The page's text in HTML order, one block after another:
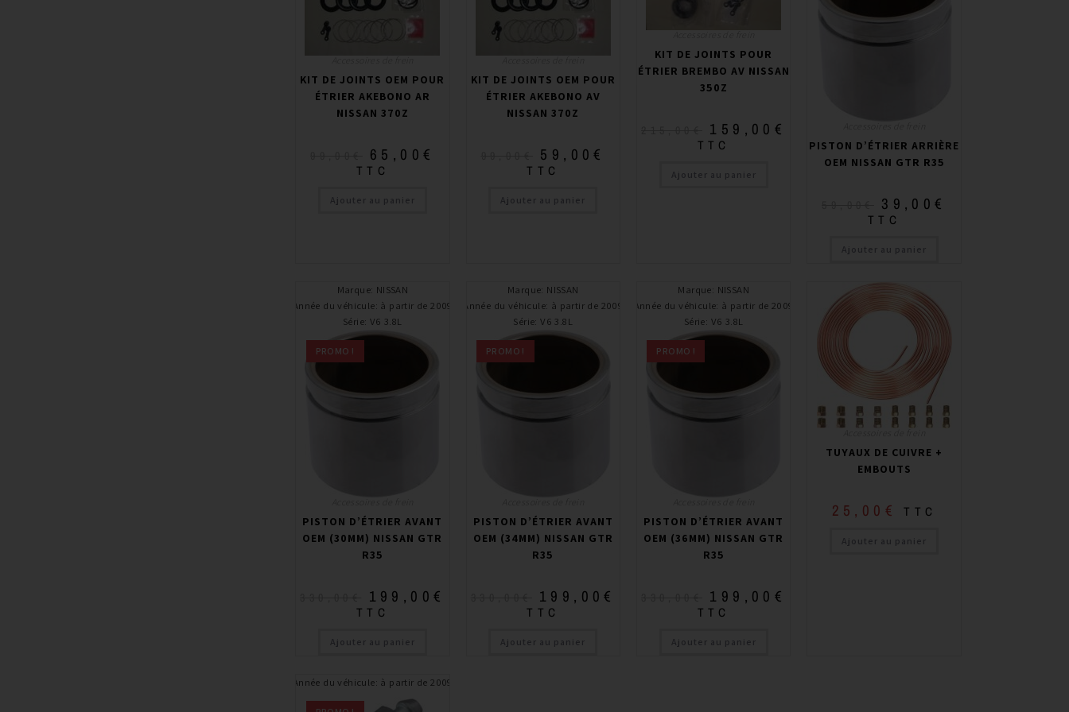
KIT DE JOINTS OEM POUR
ÉTRIER AKEBONO AR
NISSAN 370Z
65,00€
TTC
Ajouter au panier
KIT DE JOINTS OEM POUR
ÉTRIER AKEBONO AV
NISSAN 370Z
59,00€
TTC
Ajouter au panier
KIT DE JOINTS POUR
ÉTRIER BREMBO AV NISSAN
350Z
159,00 €
TTC
Ajouter au panier
PISTON D’ÉTRIER ARRIÈRE
OEM NISSAN GTR R35
39,00€
TTC
Ajouter au panier
Marque: NISSAN
Année du véhicule: à partir de 2009
Série: V6 3.8L
PROMO !
PISTON D’ÉTRIER AVANT
OEM (30MM) NISSAN GTR
R35
199,00 €
TTC
Ajouter au panier
Marque: NISSAN
Année du véhicule: à partir de 2009
Série:V6 3.8L
PROMO !
PISTON D’ÉTRIER AVANT
OEM (34MM) NISSAN GTR
R35
199,00€
TTC
Ajouter au panier
Marque: NISSAN
Année du véhicule: à partir de 2009
Série: V6 3.8L
PROMO !
PISTON D’ÉTRIER AVANT
OEM (36MM) NISSAN GTR
R35
199,00 €
TTC
Ajouter au panier
TUYAUX DE CUIVRE +
EMBOUTS
25,00 € TTC
Ajouter au panier
Année du véhicule: à partir de 2009